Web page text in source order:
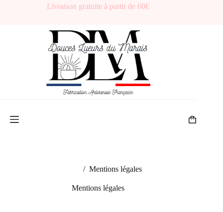
Livraison gratuite à partir de 60€
Panier
/ Mentions légales
Mentions légales